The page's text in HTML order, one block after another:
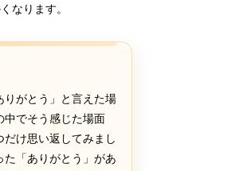
なります。
りがとう」と言えた場
中でそう感じた場面
だけ思い返してみまし
た「ありがとう」があ